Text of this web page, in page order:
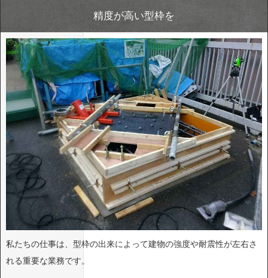
精度が高い型枠を
私たちの仕事は、型枠の出来によって建物の強度や耐震性が左右さ
れる重要な業務です。